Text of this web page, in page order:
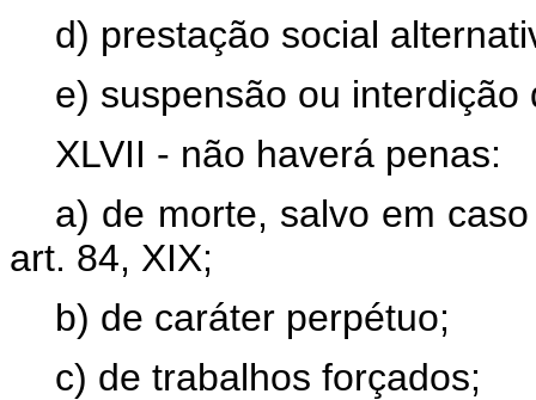
d) prestação social
e) suspensão ou interdição
XLVII - não haverá penas:
a) de morte, salvo em
art. 84, XIX;
b) de caráter perpétuo;
c) de trabalhos forçados;